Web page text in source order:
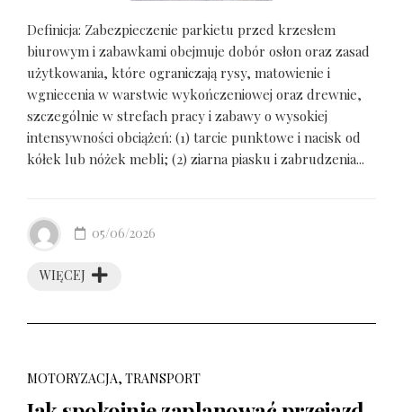
Definicja: Zabezpieczenie parkietu przed krzesłem
biurowym i zabawkami obejmuje dobór osłon oraz zasad
użytkowania, które ograniczają rysy, matowienie i
wgniecenia w warstwie wykończeniowej oraz drewnie,
szczególnie w strefach pracy i zabawy o wysokiej
intensywności obciążeń: (1) tarcie punktowe i nacisk od
kółek lub nóżek mebli; (2) ziarna piasku i zabrudzenia...
WIĘCEJ
05/06/2026
MOTORYZACJA, TRANSPORT